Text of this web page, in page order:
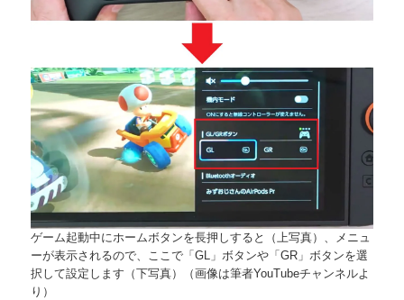
ゲーム起動中にホームボタンを長押しすると（上写真）、メニュ
ーが表示されるので、ここで「GL」ボタンや「GR」ボタンを選
択して設定します（下写真）（画像は筆者YouTubeチャンネルよ
り）